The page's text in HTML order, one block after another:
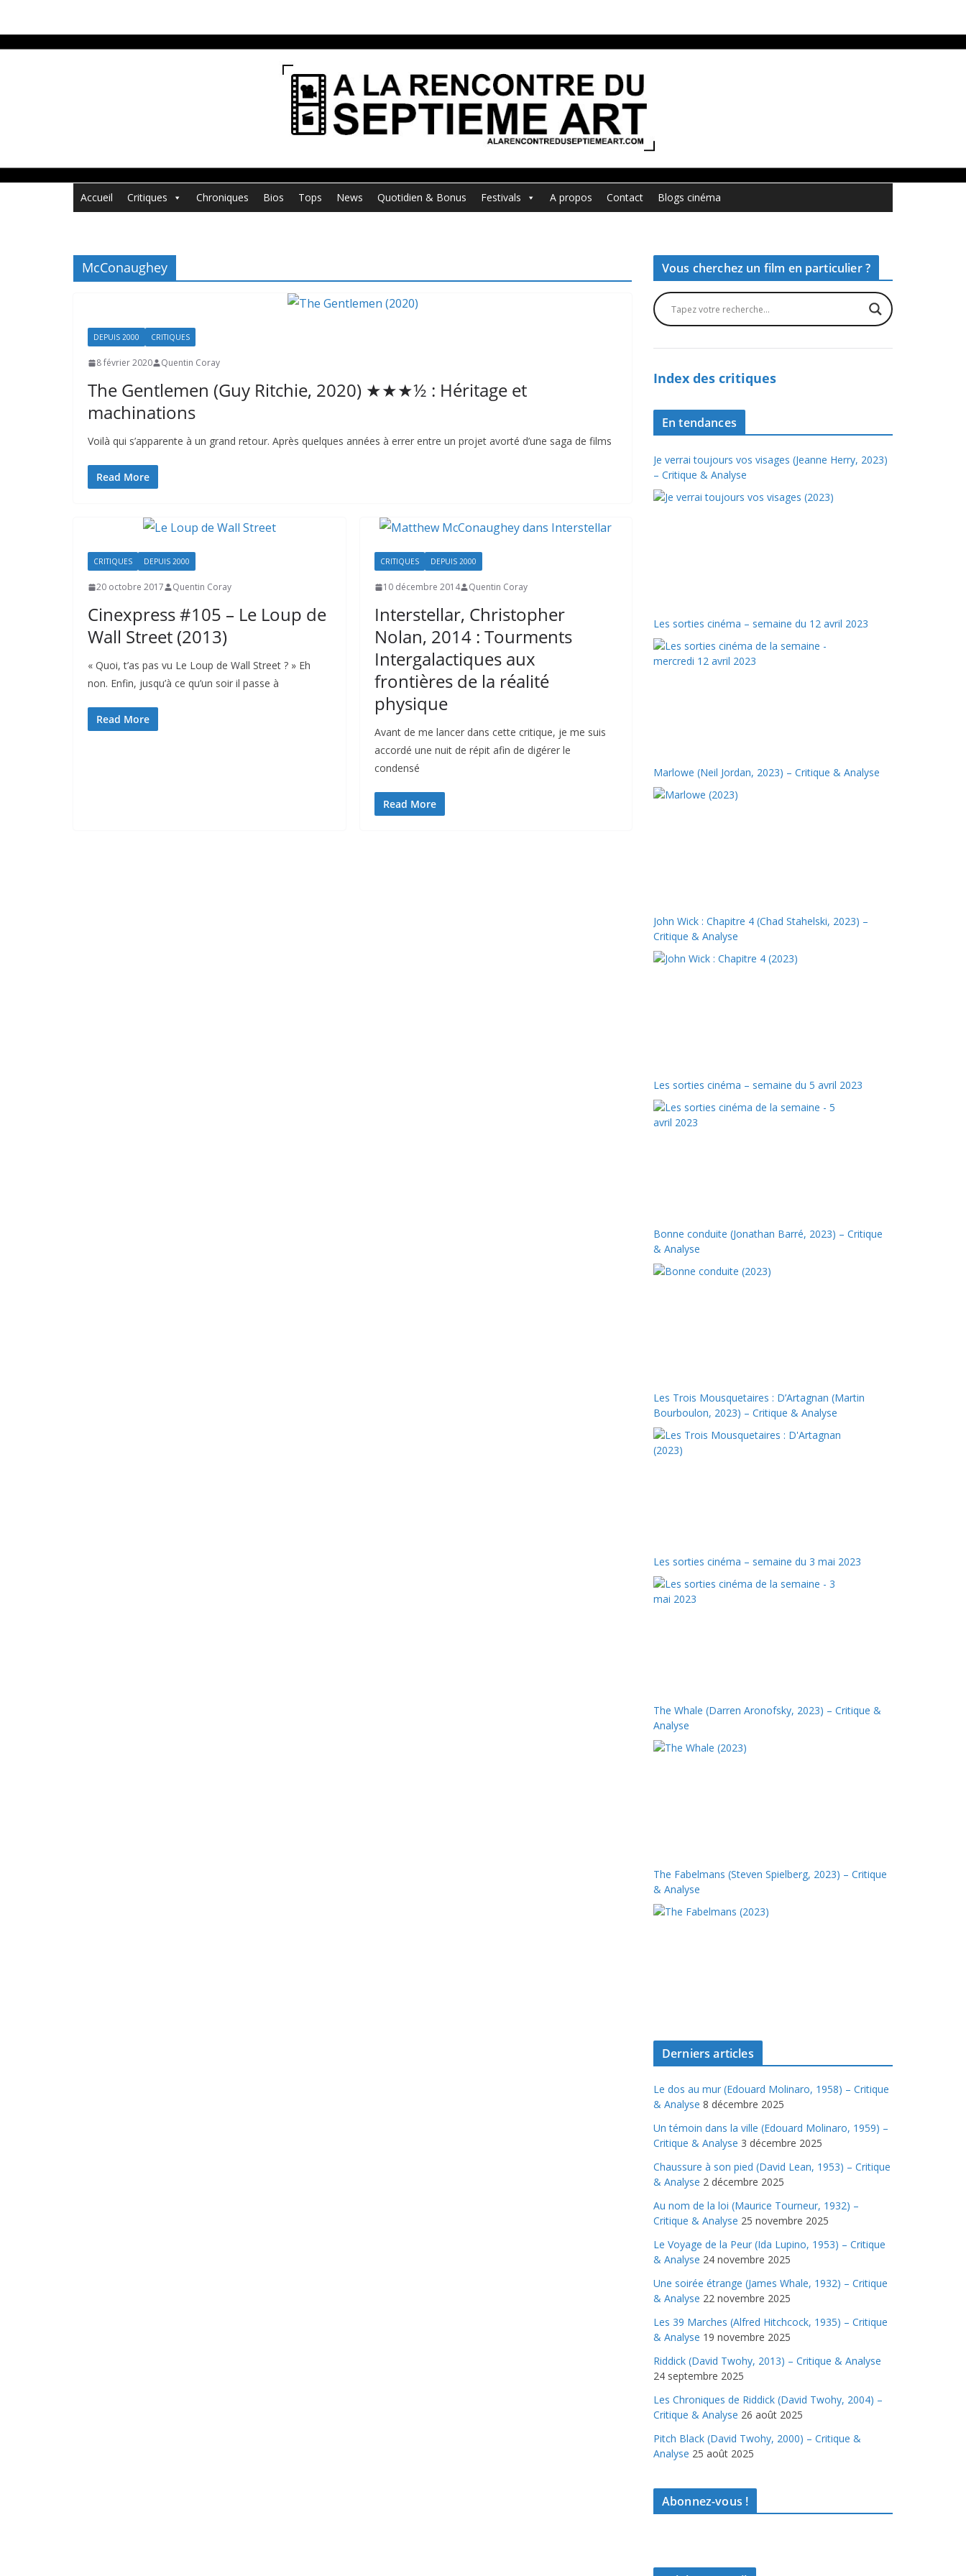
contenu
Accueil Critiques Chroniques Bios Tops News Quotidien & Bonus Festivals A propos Contact Blogs cinéma
McConaughey
DEPUIS 2000 CRITIQUES
8 février 2020 Quentin Coray
The Gentlemen (Guy Ritchie, 2020) ★★★½ : Héritage et
machinations
Voilà qui s’apparente à un grand retour. Après quelques années à errer entre un projet avorté d’une saga de films
Read More
CRITIQUES DEPUIS 2000
20 octobre 2017 Quentin Coray
Cinexpress #105 – Le Loup de
Wall Street (2013)
« Quoi, t’as pas vu Le Loup de Wall Street ? » Eh
non. Enfin, jusqu’à ce qu’un soir il passe à
Read More
CRITIQUES DEPUIS 2000
10 décembre 2014 Quentin Coray
Interstellar, Christopher
Nolan, 2014 : Tourments
Intergalactiques aux
frontières de la réalité
physique
Avant de me lancer dans cette critique, je me suis
accordé une nuit de répit afin de digérer le
condensé
Read More
Vous cherchez un film en particulier ?
Index des critiques
En tendances
Je verrai toujours vos visages (Jeanne Herry, 2023)
– Critique & Analyse
Les sorties cinéma – semaine du 12 avril 2023
Marlowe (Neil Jordan, 2023) – Critique & Analyse
John Wick : Chapitre 4 (Chad Stahelski, 2023) –
Critique & Analyse
Les sorties cinéma – semaine du 5 avril 2023
Bonne conduite (Jonathan Barré, 2023) – Critique
& Analyse
Les Trois Mousquetaires : D’Artagnan (Martin
Bourboulon, 2023) – Critique & Analyse
Les sorties cinéma – semaine du 3 mai 2023
The Whale (Darren Aronofsky, 2023) – Critique &
Analyse
The Fabelmans (Steven Spielberg, 2023) – Critique
& Analyse
Derniers articles
Le dos au mur (Edouard Molinaro, 1958) – Critique
& Analyse 8 décembre 2025
Un témoin dans la ville (Edouard Molinaro, 1959) –
Critique & Analyse 3 décembre 2025
Chaussure à son pied (David Lean, 1953) – Critique
& Analyse 2 décembre 2025
Au nom de la loi (Maurice Tourneur, 1932) –
Critique & Analyse 25 novembre 2025
Le Voyage de la Peur (Ida Lupino, 1953) – Critique
& Analyse 24 novembre 2025
Une soirée étrange (James Whale, 1932) – Critique
& Analyse 22 novembre 2025
Les 39 Marches (Alfred Hitchcock, 1935) – Critique
& Analyse 19 novembre 2025
Riddick (David Twohy, 2013) – Critique & Analyse
24 septembre 2025
Les Chroniques de Riddick (David Twohy, 2004) –
Critique & Analyse 26 août 2025
Pitch Black (David Twohy, 2000) – Critique &
Analyse 25 août 2025
Abonnez-vous !